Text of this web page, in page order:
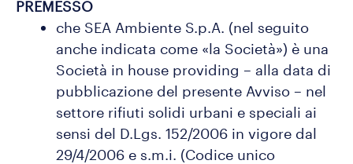
PREMESSO
che SEA Ambiente S.p.A. (nel seguito
anche indicata come «la Società») è una
Società in house providing – alla data di
pubblicazione del presente Avviso – nel
settore rifiuti solidi urbani e speciali ai
sensi del D.Lgs. 152/2006 in vigore dal
29/4/2006 e s.m.i. (Codice unico